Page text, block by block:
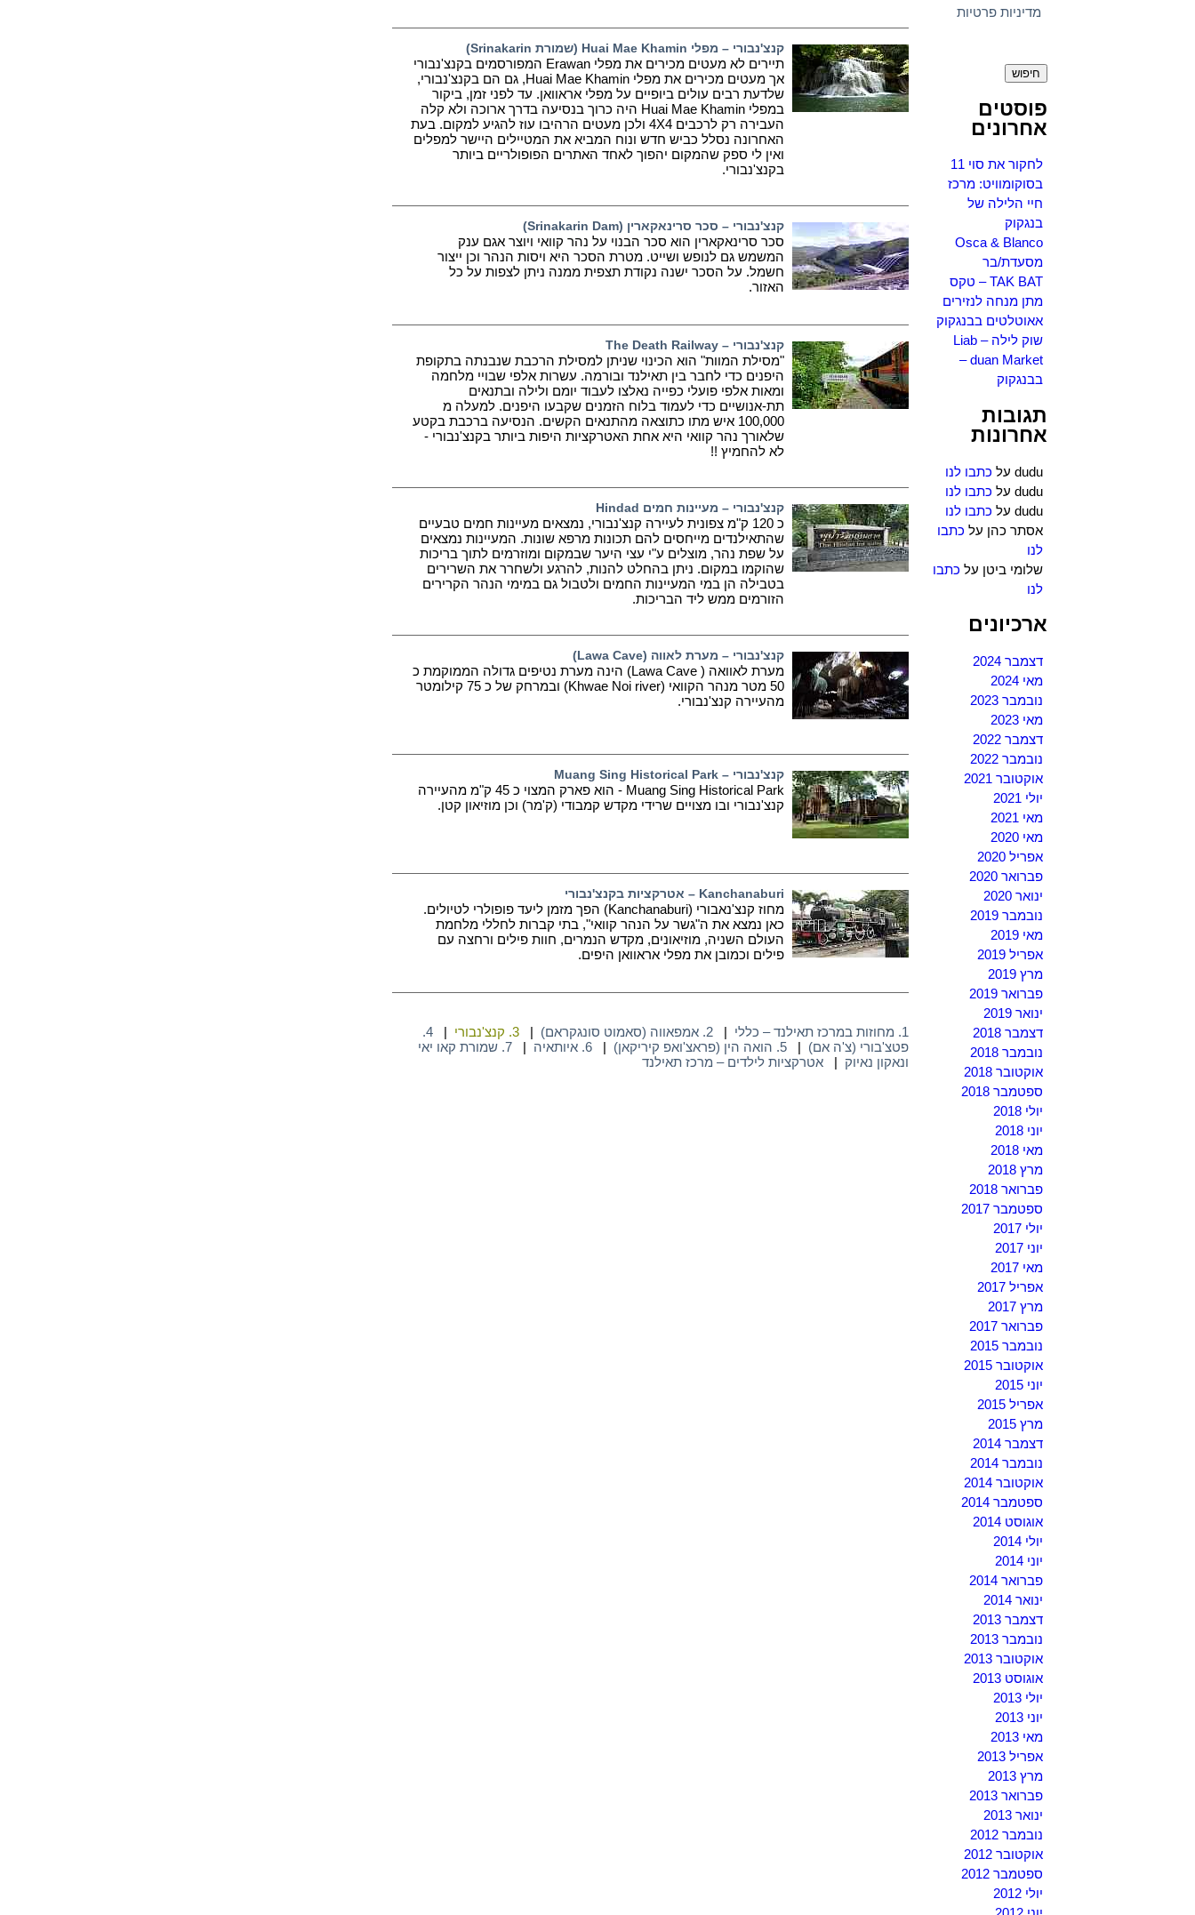
מדיניות פרטיות
פוסטים
אחרונים
לחקור את סוי 11
בסוקומוויט: מרכז
חיי הלילה של
בנגקוק
Osca & Blanco
מסעדת/בר
TAK BAT – טקס
מתן מנחה לנזירים
אאוטלטים בבנגקוק
שוק לילה – Liab
duan Market –
בבנגקוק
תגובות
אחרונות
dudu על כתבו לנו
dudu על כתבו לנו
dudu על כתבו לנו
אסתר כהן על כתבו
לנו
שלומי ביטן על כתבו
לנו
ארכיונים
דצמבר 2024
מאי 2024
נובמבר 2023
מאי 2023
דצמבר 2022
נובמבר 2022
אוקטובר 2021
יולי 2021
מאי 2021
מאי 2020
אפריל 2020
פברואר 2020
ינואר 2020
נובמבר 2019
מאי 2019
אפריל 2019
מרץ 2019
פברואר 2019
ינואר 2019
דצמבר 2018
נובמבר 2018
אוקטובר 2018
ספטמבר 2018
יולי 2018
יוני 2018
מאי 2018
מרץ 2018
פברואר 2018
ספטמבר 2017
יולי 2017
יוני 2017
מאי 2017
אפריל 2017
מרץ 2017
פברואר 2017
נובמבר 2015
אוקטובר 2015
יוני 2015
אפריל 2015
מרץ 2015
דצמבר 2014
נובמבר 2014
אוקטובר 2014
ספטמבר 2014
אוגוסט 2014
יולי 2014
יוני 2014
פברואר 2014
ינואר 2014
דצמבר 2013
נובמבר 2013
אוקטובר 2013
אוגוסט 2013
יולי 2013
יוני 2013
מאי 2013
אפריל 2013
מרץ 2013
פברואר 2013
ינואר 2013
נובמבר 2012
אוקטובר 2012
ספטמבר 2012
יולי 2012
קנצ'נבורי – מפלי Huai Mae Khamin (שמורת Srinakarin)
תיירים לא מעטים מכירים את מפלי Erawan המפורסמים בקנצ'נבורי
אך מעטים מכירים את מפלי Huai Mae Khamin, גם הם בקנצ'נבורי,
שלדעת רבים עולים ביופיים על מפלי אראוואן. עד לפני זמן, ביקור
במפלי Huai Mae Khamin היה כרוך בנסיעה בדרך ארוכה ולא קלה
העבירה רק לרכבים 4X4 ולכן מעטים הרהיבו עוז להגיע למקום. בעת
האחרונה נסלל כביש חדש ונוח המביא את המטיילים היישר למפלים
ואין לי ספק שהמקום יהפוך לאחד האתרים הפופולריים ביותר
בקנצ'נבורי.
קנצ'נבורי – סכר סרינאקארין (Srinakarin Dam)
סכר סרינאקארין הוא סכר הבנוי על נהר קוואי ויוצר אגם ענק
המשמש גם לנופש ושייט. מטרת הסכר היא ויסות הנהר וכן ייצור
חשמל. על הסכר ישנה נקודת תצפית ממנה ניתן לצפות על כל
האזור.
קנצ'נבורי – The Death Railway
"מסילת המוות" הוא הכינוי שניתן למסילת הרכבת שנבנתה בתקופת
היפנים כדי לחבר בין תאילנד ובורמה. עשרות אלפי שבויי מלחמה
ומאות אלפי פועלי כפייה נאלצו לעבוד יומם ולילה ובתנאים
תת-אנושיים כדי לעמוד בלוח הזמנים שקבעו היפנים. למעלה מ
100,000 איש מתו כתוצאה מהתנאים הקשים. הנסיעה ברכבת בקטע
שלאורך נהר קוואי היא אחת האטרקציות היפות ביותר בקנצ'נבורי -
לא להחמיץ !!
קנצ'נבורי – מעיינות חמים Hindad
כ 120 ק"מ צפונית לעיירה קנצ'נבורי, נמצאים מעיינות חמים טבעיים
שהתאילנדים מייחסים להם תכונות מרפא שונות. המעיינות נמצאים
על שפת נהר, מוצלים ע"י עצי היער שבמקום ומוזרמים לתוך בריכות
שהוקמו במקום. ניתן בהחלט להנות, להרגע ולשחרר את השרירים
בטבילה הן במי המעיינות החמים ולטבול גם במימי הנהר הקרירים
הזורמים ממש ליד הבריכות.
קנצ'נבורי – מערת לאווה (Lawa Cave)
מערת לאוואה ( Lawa Cave) הינה מערת נטיפים גדולה הממוקמת כ
50 מטר מנהר הקוואי (Khwae Noi river) ובמרחק של כ 75 קילומטר
מהעיירה קנצ'נבורי.
קנצ'נבורי – Muang Sing Historical Park
Muang Sing Historical Park - הוא פארק המצוי כ 45 ק"מ מהעיירה
קנצ'נבורי ובו מצויים שרידי מקדש קמבודי (ק'מר) וכן מוזיאון קטן.
Kanchanaburi – אטרקציות בקנצ'נבורי
מחוז קנצ'נאבורי (Kanchanaburi) הפך מזמן ליעד פופולרי לטיולים.
כאן נמצא את ה"גשר על הנהר קוואי", בתי קברות לחללי מלחמת
העולם השניה, מוזיאונים, מקדש הנמרים, חוות פילים ורחצה עם
פילים וכמובן את מפלי אראוואן היפים.
1. מחוזות במרכז תאילנד – כללי | 2. אמפאווה (סאמוט סונגקראם) | 3. קנצ'נבורי |
4.
פטצ'בורי (צ'ה אם) | 5. הואה הין (פראצ'ואפ קיריקאן) | 6. איותאיה |
7. שמורת קאו יאי
ונאקון נאיוק | אטרקציות לילדים – מרכז תאילנד